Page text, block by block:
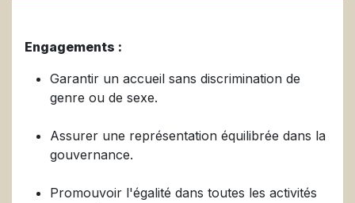
Engagements :
Garantir un accueil sans discrimination de
genre ou de sexe.
Assurer une représentation équilibrée dans la
gouvernance.
Promouvoir l'égalité dans toutes les activités